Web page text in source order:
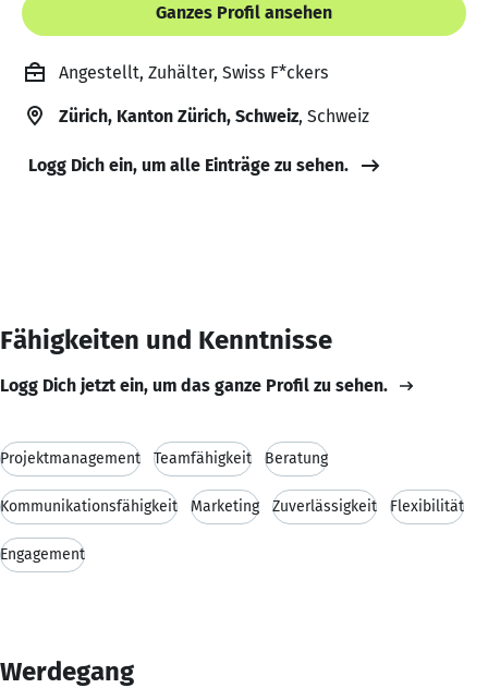
Ganzes Profil ansehen
Angestellt, Zuhälter, Swiss F*ckers
Zürich, Kanton Zürich, Schweiz, Schweiz
Logg Dich ein, um alle Einträge zu sehen.
Fähigkeiten und Kenntnisse
Logg Dich jetzt ein, um das ganze Profil zu sehen.
Projektmanagement Teamfähigkeit Beratung
Kommunikationsfähigkeit Marketing Zuverlässigkeit Flexibilität
Engagement
Werdegang